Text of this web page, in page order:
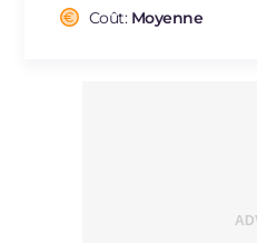
Cholestérol
Coût: Moyenne